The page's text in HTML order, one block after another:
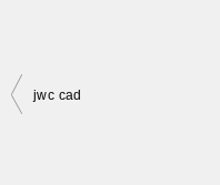
投
jwc cad